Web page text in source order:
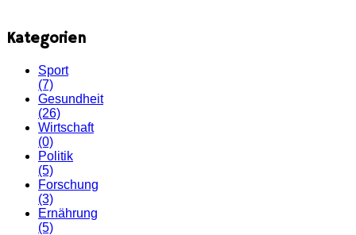
Kategorien
Sport
(7)
Gesundheit
(26)
Wirtschaft
(0)
Politik
(5)
Forschung
(3)
Ernährung
(5)